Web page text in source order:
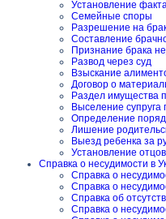
Установление
Семейные споры
Разрешение на
Составление
Признание брака
Развод через суд
Взыскание
Договор о
Раздел имущества
Выселение супруга
Определение
Лишение
Выезд ребенка за
Установление
Справка о несудимости в
Справка о
Справка о
Справка об
Справка о